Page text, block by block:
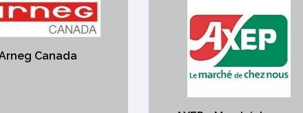
Canada
Canada
www.arneg.ca/fr/
https://www.axep.ca/trouver-un-
magasin/?location=LCL0063136